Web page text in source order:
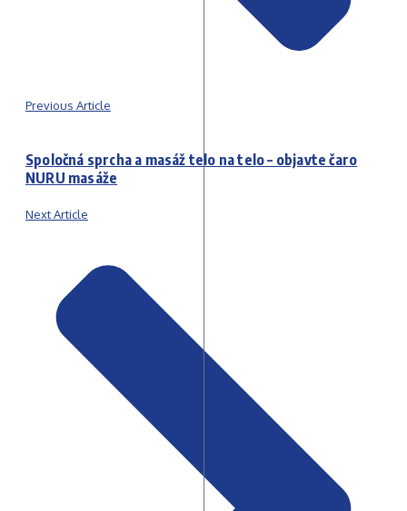
Previous Article
Spoločná sprcha a masáž telo na telo – objavte čaro
NURU masáže
Next Article